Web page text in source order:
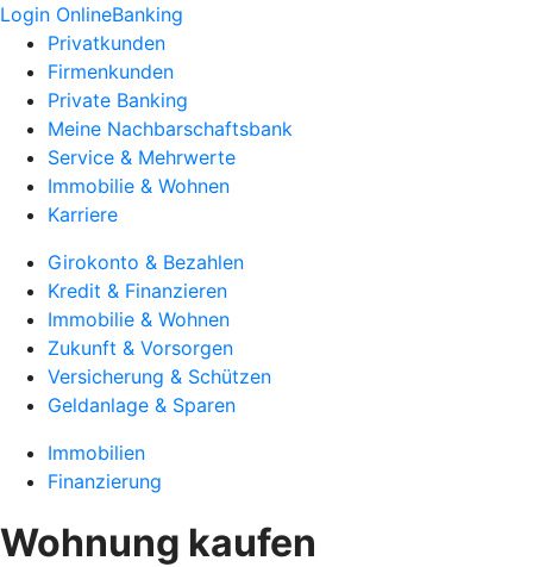
Login OnlineBanking
Privatkunden
Firmenkunden
Private Banking
Meine Nachbarschaftsbank
Service & Mehrwerte
Immobilie & Wohnen
Karriere
Girokonto & Bezahlen
Kredit & Finanzieren
Immobilie & Wohnen
Zukunft & Vorsorgen
Versicherung & Schützen
Geldanlage & Sparen
Immobilien
Finanzierung
Wohnung kaufen